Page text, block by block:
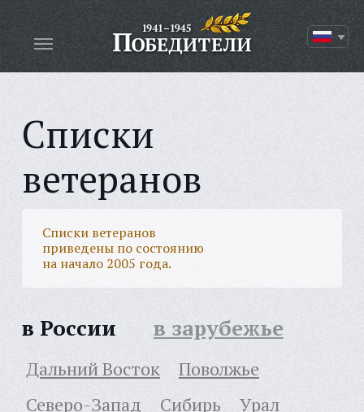
Списки
ветеранов
Списки ветеранов
приведены по состоянию
на начало 2005 года.
в России в зарубежье
Дальний Восток
Поволжье
Северо-Запад
Сибирь
Урал